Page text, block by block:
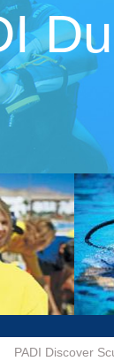
PADI Discover